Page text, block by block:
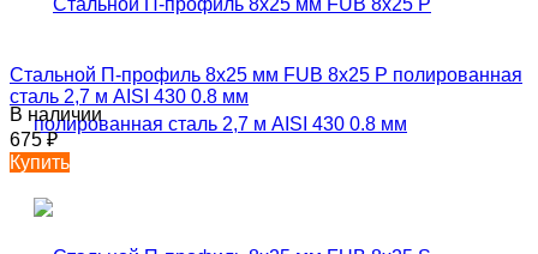
Стальной П-профиль 8х25 мм FUB 8х25 P полированная
сталь 2,7 м AISI 430 0.8 мм
В наличии
675₽
Купить